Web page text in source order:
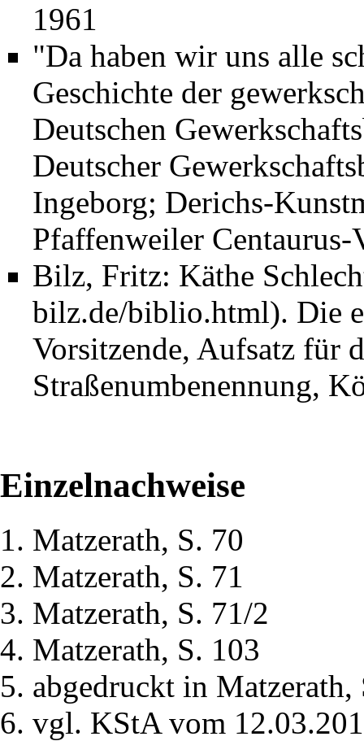
1961
"Da haben wir uns alle
Geschichte der
Deutschen
Deutscher
Ingeborg; Derichs-
Pfaffenweiler Centaurus-
Bilz, Fritz: Käthe
. Die
Vorsitzende, Aufsatz für
Straßenumbenennung,
Einzelnachweise
Matzerath, S. 70
Matzerath, S. 71
Matzerath, S. 71/2
Matzerath, S. 103
abgedruckt in Matzerath,
vgl. KStA vom